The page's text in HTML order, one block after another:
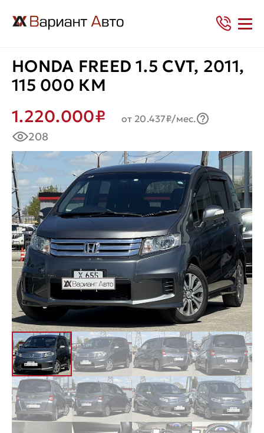
HONDA FREED 1.5 CVT, 2011,
115 000 КМ
1.220.000₽
от 20.437₽/мес.
208